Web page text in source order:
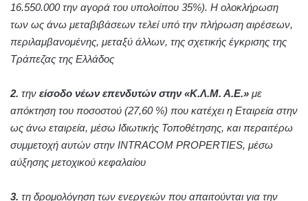
16.550.000 την αγορά του υπολοίπου 35%). Η ολοκλήρωση
των ως άνω μεταβιβάσεων τελεί υπό την πλήρωση αιρέσεων,
περιλαμβανομένης, μεταξύ άλλων, της σχετικής έγκρισης της
Τράπεζας της Ελλάδος
2. την είσοδο νέων επενδυτών στην «Κ.Λ.Μ. Α.Ε.» με
απόκτηση του ποσοστού (27,60 %) που κατέχει η Εταιρεία στην
ως άνω εταιρεία, μέσω Ιδιωτικής Τοποθέτησης, και περαιτέρω
συμμετοχή αυτών στην INTRACOM PROPERTIES, μέσω
αύξησης μετοχικού κεφαλαίου
3. τη δρομολόγηση των ενεργειών που απαιτούνται για την